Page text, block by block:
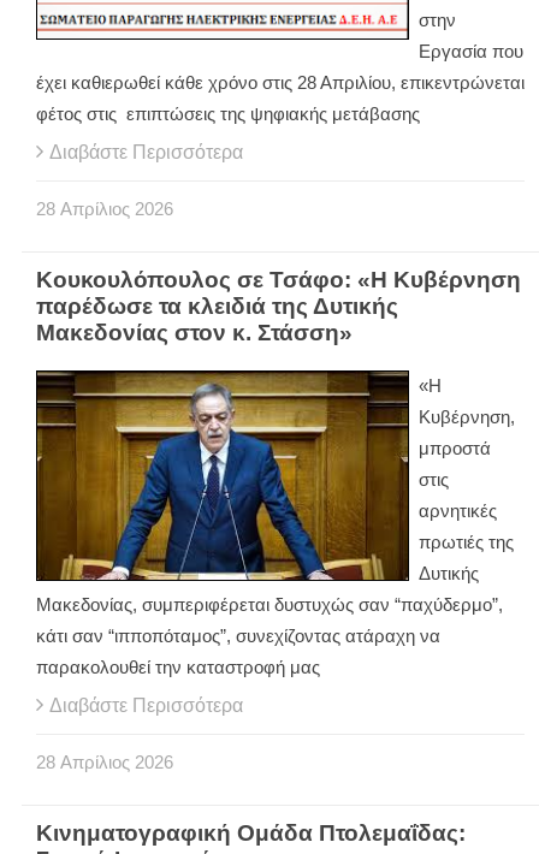
στην
Εργασία που
έχει καθιερωθεί κάθε χρόνο στις 28 Απριλίου, επικεντρώνεται
φέτος στις επιπτώσεις της ψηφιακής μετάβασης
Διαβάστε Περισσότερα
28 Απρίλιος 2026
Κουκουλόπουλος σε Τσάφο: «Η Κυβέρνηση
παρέδωσε τα κλειδιά της Δυτικής
Μακεδονίας στον κ. Στάσση»
«Η
Κυβέρνηση,
μπροστά
στις
αρνητικές
πρωτιές της
Δυτικής
Μακεδονίας, συμπεριφέρεται δυστυχώς σαν “παχύδερμο”,
κάτι σαν “ιπποπόταμος”, συνεχίζοντας ατάραχη να
παρακολουθεί την καταστροφή μας
Διαβάστε Περισσότερα
28 Απρίλιος 2026
Κινηματογραφική Ομάδα Πτολεμαΐδας: